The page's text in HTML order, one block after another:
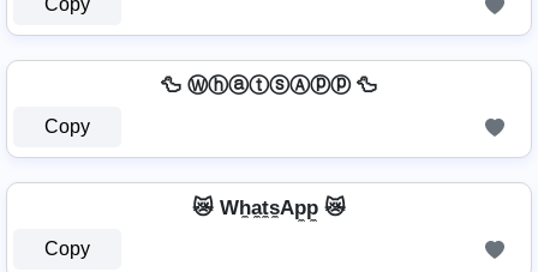
Copy
🦆 ⓌⓗⓐⓣⓢⒶⓟⓟ 🦆
Copy
😿 Wh̼a̼t̼s̼Ap̼p̼ 😿
Copy